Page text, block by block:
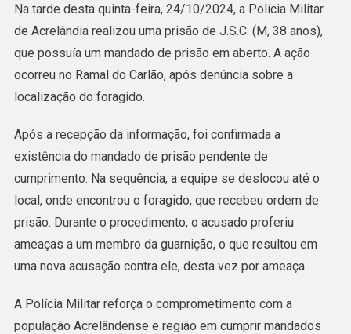
MILITAR
CUMPRE
MANDADO
DE
PRISÃO
E
HOMEM
É
DETIDO
POR
AMEAÇA
EM
Na tarde desta quinta-feira, 24/10/2024, a Polícia Militar
de Acrelândia realizou uma prisão de J.S.C. (M, 38 anos),
que possuía um mandado de prisão em aberto. A ação
ocorreu no Ramal do Carlão, após denúncia sobre a
localização do foragido.
Após a recepção da informação, foi confirmada a
existência do mandado de prisão pendente de
cumprimento. Na sequência, a equipe se deslocou até o
local, onde encontrou o foragido, que recebeu ordem de
prisão. Durante o procedimento, o acusado proferiu
ameaças a um membro da guarnição, o que resultou em
uma nova acusação contra ele, desta vez por ameaça.
A Polícia Militar reforça o comprometimento com a
população Acrelândense e região em cumprir mandados